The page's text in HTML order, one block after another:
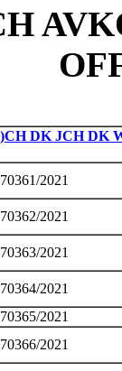
DK JCH DK
2021
2021
2021
2021
2021
2021